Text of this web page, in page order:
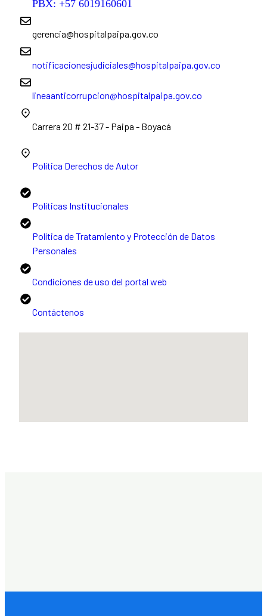
PBX: +57 6019160601
gerencia@hospitalpaipa.gov.co
notificacionesjudiciales@hospitalpaipa.gov.co
lineaanticorrupcion@hospitalpaipa.gov.co
Carrera 20 # 21-37 - Paipa - Boyacá
Política Derechos de Autor
Políticas Institucionales
Política de Tratamiento y Protección de Datos
Personales
Condiciones de uso del portal web
Contáctenos